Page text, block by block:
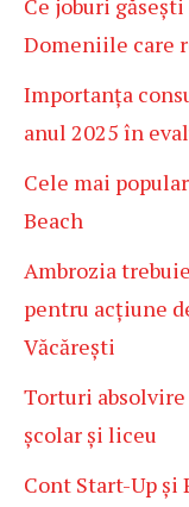
Ce joburi
Domeniile care
Importanța
anul 2025 în
Cele mai
Beach
Ambrozia
pentru acțiune
Văcărești
Torturi
școlar și liceu
Cont Start-Up și